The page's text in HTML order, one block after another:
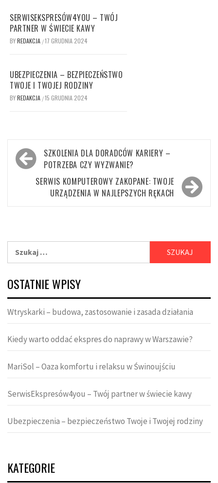
SERWISEKSPRESÓW4YOU – TWÓJ
PARTNER W ŚWIECIE KAWY
BYREDAKCJA /17 GRUDNIA 2024
UBEZPIECZENIA – BEZPIECZEŃSTWO
TWOJE I TWOJEJ RODZINY
BYREDAKCJA /15 GRUDNIA 2024
Nawigacja
wpisu
SZKOLENIA DLA DORADCÓW KARIERY –
POTRZEBA CZY WYZWANIE?
SERWIS KOMPUTEROWY ZAKOPANE: TWOJE
URZĄDZENIA W NAJLEPSZYCH RĘKACH
OSTATNIE WPISY
Wtryskarki – budowa, zastosowanie i zasada działania
Kiedy warto oddać ekspres do naprawy w Warszawie?
MariSol – Oaza komfortu i relaksu w Świnoujściu
SerwisEkspresów4you – Twój partner w świecie kawy
Ubezpieczenia – bezpieczeństwo Twoje i Twojej rodziny
KATEGORIE